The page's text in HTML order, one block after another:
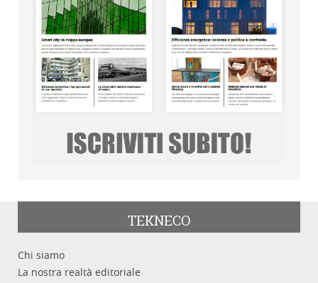
TEKNECO
Chi siamo
La nostra realtà editoriale